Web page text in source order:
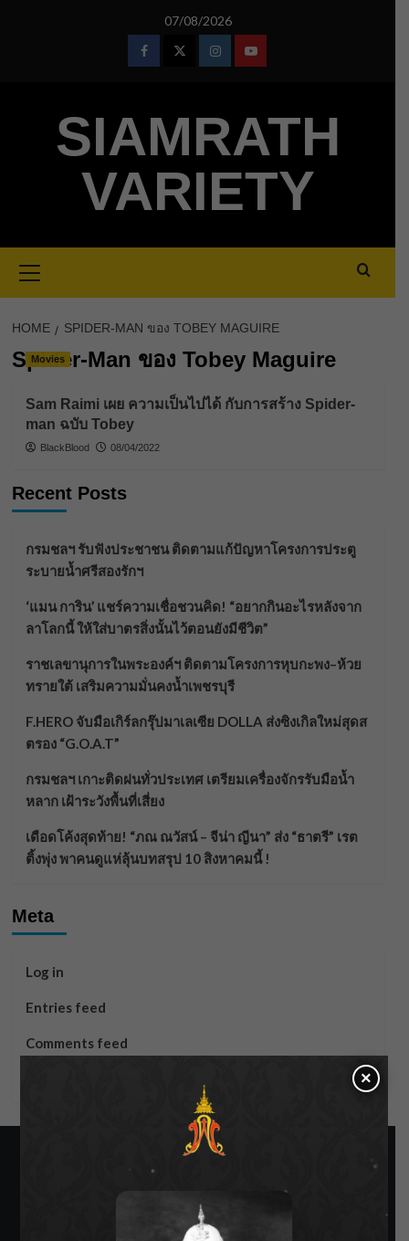
07/08/2026
FacebookTwitterInstagramYoutube
SIAMRATH
VARIETY
Menu
HOME SPIDER-MAN ของ TOBEY MAGUIRE
Spider-Man ของ Tobey Maguire
Movies
Sam Raimi เผย ความเป็นไปได้ กับการสร้าง Spider-
man ฉบับ Tobey
BlackBlood 08/04/2022
Recent Posts
กรมชลฯ รับฟังประชาชน ติดตามแก้ปัญหาโครงการประตู
ระบายน้ำศรีสองรักฯ
‘แมน การิน’ แชร์ความเชื่อชวนคิด! “อยากกินอะไรหลังจาก
ลาโลกนี้ ให้ใส่บาตรสิ่งนั้นไว้ตอนยังมีชีวิต”
ราชเลขานุการในพระองค์ฯ ติดตามโครงการหุบกะพง–ห้วย
ทรายใต้ เสริมความมั่นคงน้ำเพชรบุรี
F.HERO จับมือเกิร์ลกรุ๊ปมาเลเซีย DOLLA ส่งซิงเกิลใหม่สุดส
ตรอง “G.O.A.T”
กรมชลฯ เกาะติดฝนทั่วประเทศ เตรียมเครื่องจักรรับมือน้ำ
หลาก เฝ้าระวังพื้นที่เสี่ยง
เดือดโค้งสุดท้าย! “ภณ ณวัสน์ – จีน่า ญีนา” ส่ง “ธาตรี” เรต
ติ้งพุ่ง พาคนดูแห่ลุ้นบทสรุป 10 สิงหาคมนี้ !
Meta
Log in
Entries feed
Comments feed
×